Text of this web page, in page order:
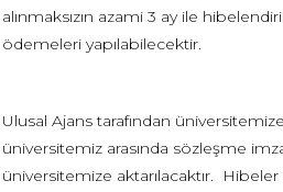
alınmaksızın azami 3 ay ile
ödemeleri yapılabilecektir.
Ulusal Ajans tarafından
üniversitemiz arasında sözleşme
üniversitemize aktarılacaktır.